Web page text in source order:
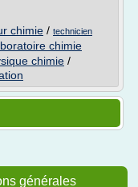
chimie / technicien
chimie
chimie /
générales